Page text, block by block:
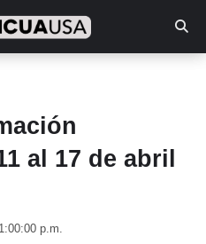
al 17 de abril
p.m.